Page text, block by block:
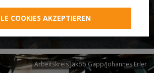
Via
Arbeitskreis Jakob Gapp/Johannes Erler
COOKIES AKZEPTIEREN